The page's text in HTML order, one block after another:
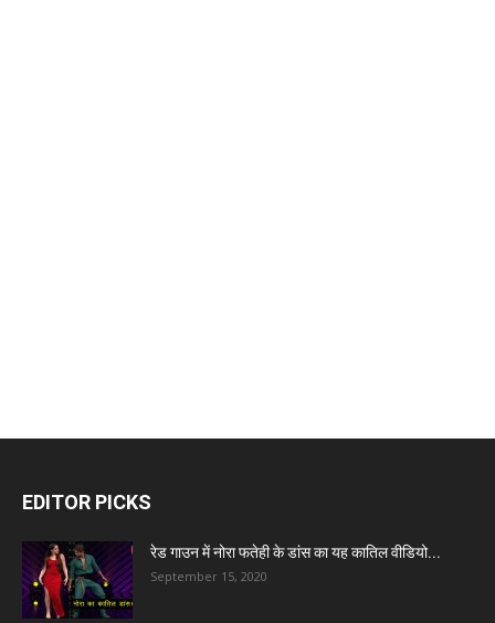
EDITOR PICKS
रेड गाउन में नोरा फतेही के डांस का यह कातिल वीडियो...
September 15, 2020